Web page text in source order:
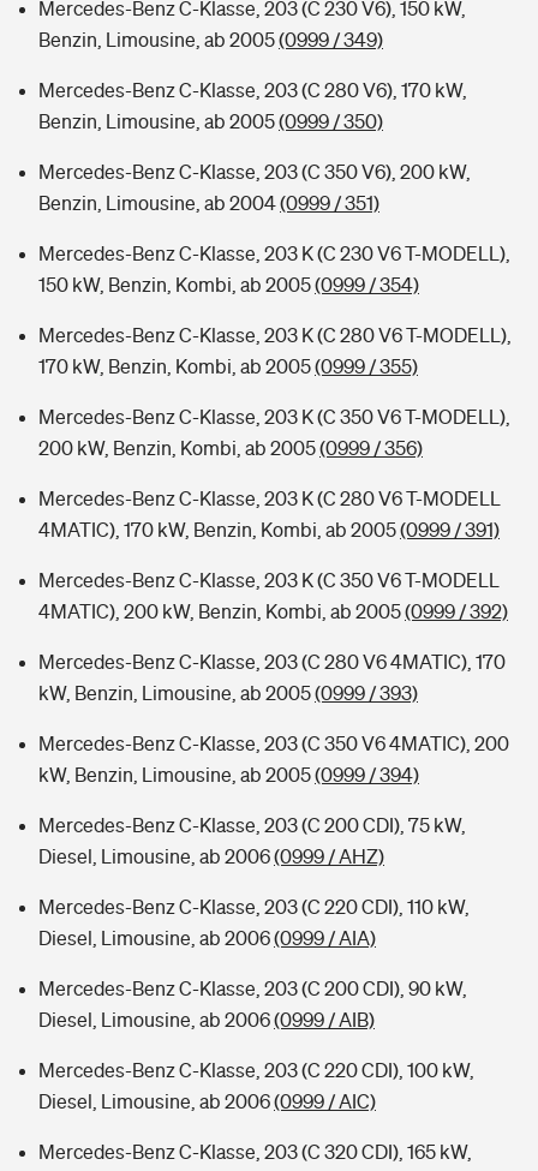
Mercedes-Benz C-Klasse, 203 (C 230 V6), 150 kW,
Benzin, Limousine, ab 2005(0999 / 349)
Mercedes-Benz C-Klasse, 203 (C 280 V6), 170 kW,
Benzin, Limousine, ab 2005(0999 / 350)
Mercedes-Benz C-Klasse, 203 (C 350 V6), 200 kW,
Benzin, Limousine, ab 2004(0999 / 351)
Mercedes-Benz C-Klasse, 203 K (C 230 V6 T-MODELL),
150 kW, Benzin, Kombi, ab 2005(0999 / 354)
Mercedes-Benz C-Klasse, 203 K (C 280 V6 T-MODELL),
170 kW, Benzin, Kombi, ab 2005(0999 / 355)
Mercedes-Benz C-Klasse, 203 K (C 350 V6 T-MODELL),
200 kW, Benzin, Kombi, ab 2005(0999 / 356)
Mercedes-Benz C-Klasse, 203 K (C 280 V6 T-MODELL
4MATIC), 170 kW, Benzin, Kombi, ab 2005(0999 / 391)
Mercedes-Benz C-Klasse, 203 K (C 350 V6 T-MODELL
4MATIC), 200 kW, Benzin, Kombi, ab 2005(0999 / 392)
Mercedes-Benz C-Klasse, 203 (C 280 V6 4MATIC), 170
kW, Benzin, Limousine, ab 2005(0999 / 393)
Mercedes-Benz C-Klasse, 203 (C 350 V6 4MATIC), 200
kW, Benzin, Limousine, ab 2005(0999 / 394)
Mercedes-Benz C-Klasse, 203 (C 200 CDI), 75 kW,
Diesel, Limousine, ab 2006(0999 / AHZ)
Mercedes-Benz C-Klasse, 203 (C 220 CDI), 110 kW,
Diesel, Limousine, ab 2006(0999 / AIA)
Mercedes-Benz C-Klasse, 203 (C 200 CDI), 90 kW,
Diesel, Limousine, ab 2006(0999 / AIB)
Mercedes-Benz C-Klasse, 203 (C 220 CDI), 100 kW,
Diesel, Limousine, ab 2006(0999 / AIC)
Mercedes-Benz C-Klasse, 203 (C 320 CDI), 165 kW,